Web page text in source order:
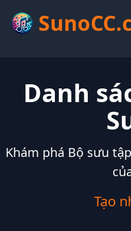
Danh
Khám phá Bộ sưu
Tạo